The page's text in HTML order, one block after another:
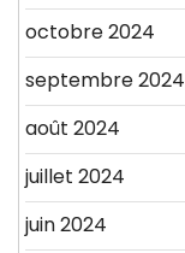
octobre 2024
septembre 2024
août 2024
juillet 2024
juin 2024